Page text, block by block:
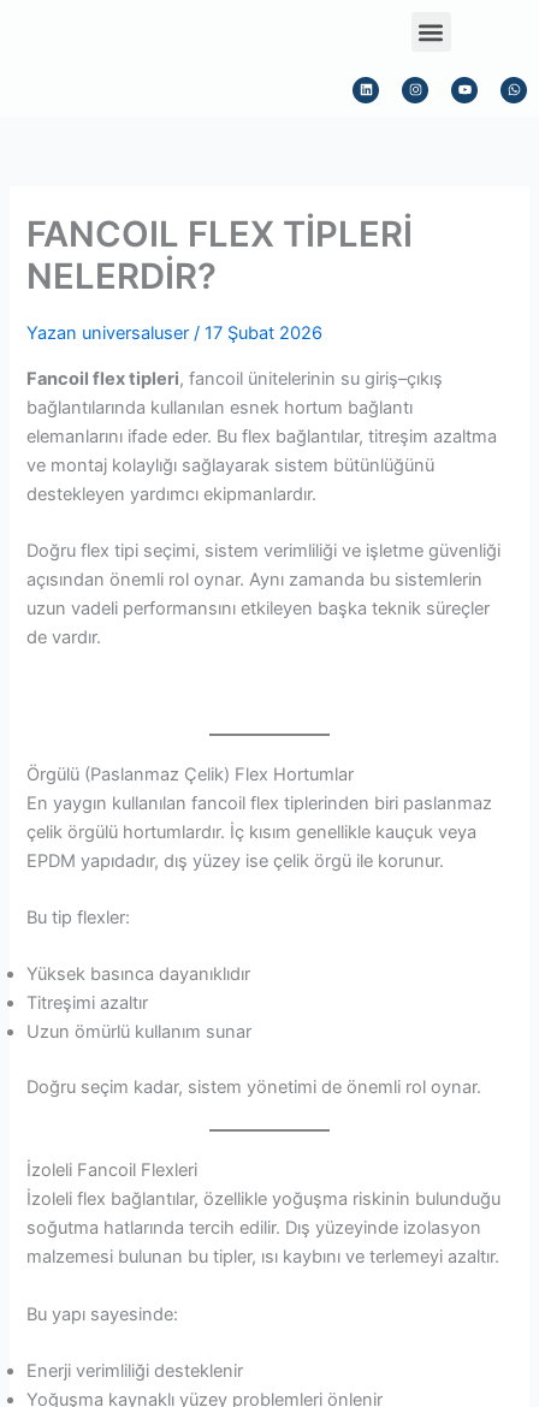
Menu
L
i
n
I
n
s
Y
o
u
W
h
a
FANCOIL FLEX TİPLERİ
NELERDİR?
Yazan universaluser/17 Şubat 2026
Fancoil flex tipleri, fancoil ünitelerinin su giriş–çıkış
bağlantılarında kullanılan esnek hortum bağlantı
elemanlarını ifade eder. Bu flex bağlantılar, titreşim azaltma
ve montaj kolaylığı sağlayarak sistem bütünlüğünü
destekleyen yardımcı ekipmanlardır.
Doğru flex tipi seçimi, sistem verimliliği ve işletme güvenliği
açısından önemli rol oynar. Aynı zamanda bu sistemlerin
uzun vadeli performansını etkileyen başka teknik süreçler
de vardır.
Örgülü (Paslanmaz Çelik) Flex Hortumlar
En yaygın kullanılan fancoil flex tiplerinden biri paslanmaz
çelik örgülü hortumlardır. İç kısım genellikle kauçuk veya
EPDM yapıdadır, dış yüzey ise çelik örgü ile korunur.
Bu tip flexler:
Yüksek basınca dayanıklıdır
Titreşimi azaltır
Uzun ömürlü kullanım sunar
Doğru seçim kadar, sistem yönetimi de önemli rol oynar.
İzoleli Fancoil Flexleri
İzoleli flex bağlantılar, özellikle yoğuşma riskinin bulunduğu
soğutma hatlarında tercih edilir. Dış yüzeyinde izolasyon
malzemesi bulunan bu tipler, ısı kaybını ve terlemeyi azaltır.
Bu yapı sayesinde:
Enerji verimliliği desteklenir
Yoğuşma kaynaklı yüzey problemleri önlenir